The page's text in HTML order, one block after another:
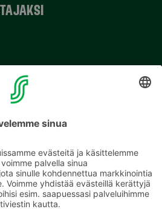
ryhmässä ovat muotoa